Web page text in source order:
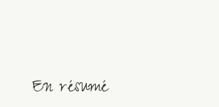
En résumé